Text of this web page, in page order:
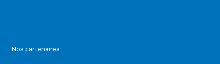
Nos partenaires